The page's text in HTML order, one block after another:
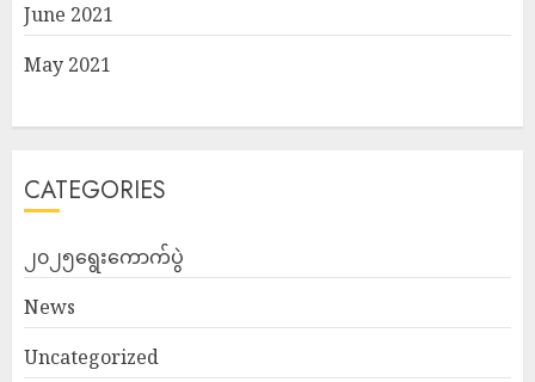
June 2021
May 2021
CATEGORIES
၂၀၂၅ရွေးကောက်ပွဲ
News
Uncategorized